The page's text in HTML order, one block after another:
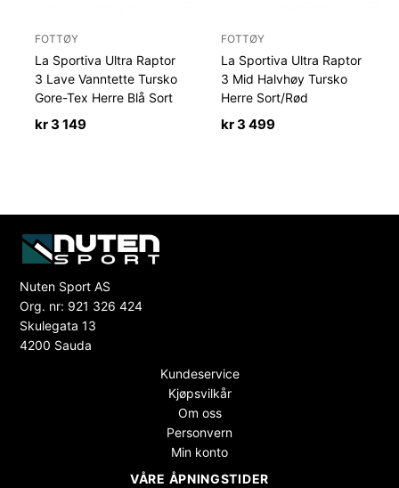
FOTTØY
La Sportiva Ultra Raptor
3 Lave Vanntette Tursko
Gore-Tex Herre Blå Sort
kr3 149
FOTTØY
La Sportiva Ultra Raptor
3 Mid Halvhøy Tursko
Herre Sort/Rød
kr3 499
Nuten Sport AS
Org. nr: 921 326 424
Skulegata 13
4200 Sauda
Kundeservice
Kjøpsvilkår
Om oss
Personvern
Min konto
VÅRE ÅPNINGSTIDER